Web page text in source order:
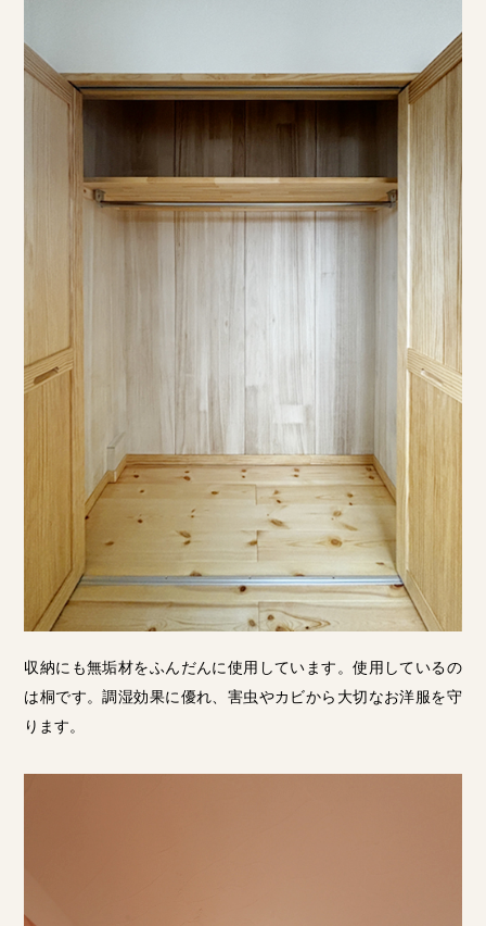
収納にも無垢材をふんだんに使用しています。使用しているの
は桐です。調湿効果に優れ、害虫やカビから大切なお洋服を守
ります。